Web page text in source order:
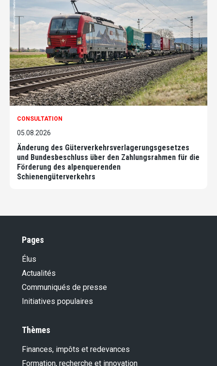
CONSULTATION
05.08.2026
Änderung des Güterverkehrsverlagerungsgesetzes
und Bundesbeschluss über den Zahlungsrahmen für die
Förderung des alpenquerenden
Schienengüterverkehrs
Pages
Élus
Actualités
Communiqués de presse
Initiatives populaires
Thèmes
Finances, impôts et redevances
Formation, recherche et innovation